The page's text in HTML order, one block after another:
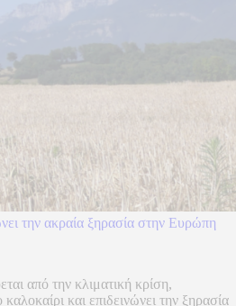
την ακραία ξηρασία στην Ευρώπη
από την κλιματική κρίση,
και επιδεινώνει την ξηρασία